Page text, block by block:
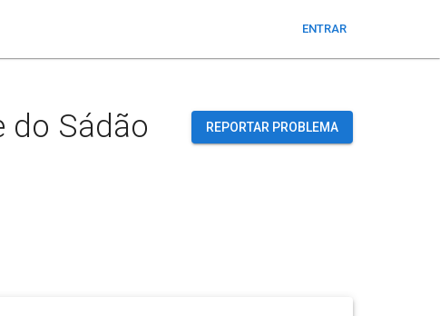
ENTRAR
do Sádão REPORTAR PROBLEMA